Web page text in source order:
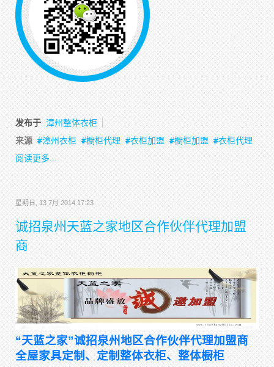
发布于 漳州整体衣柜
来源
漳州衣柜 橱柜代理 衣柜加盟 橱柜加盟
衣柜代理
阅读更多...
星期日, 13 7月 2014 17:23
诚招泉州天蓝之家地区合作伙伴代理加盟
商
“天蓝之家”诚招泉州地区合作伙伴代理加盟商
全屋家具定制、定制整体衣柜、整体橱柜